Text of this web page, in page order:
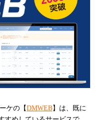
ケの【DMWEB】は、既に